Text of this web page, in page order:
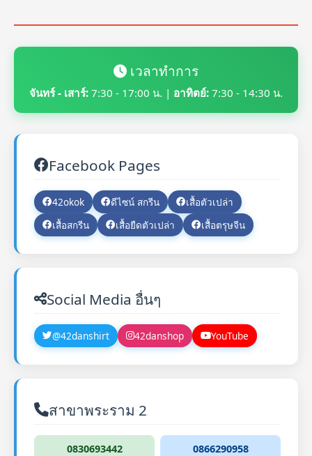
เวลาทำการ
จันทร์ - เสาร์: 7:30 - 17:00 น. | อาทิตย์: 7:30 - 14:30 น.
Facebook Pages
42okok ดีไซน์ สกรีน
เสื้อตัวเปล่า
เสื้อสกรีน
เสื้อยืดตัวเปล่า เสื้อตรุษจีน
Social Media อื่นๆ
@42danshirt 42danshop YouTube
สาขาพระราม 2
0830693442 0866290958